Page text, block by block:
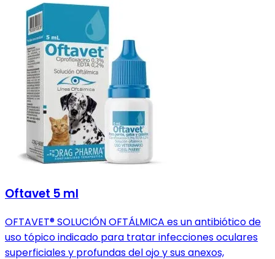
Oftavet 5 ml
OFTAVET® SOLUCIÓN OFTÁLMICA es un antibiótico de
uso tópico indicado para tratar infecciones oculares
superficiales y profundas del ojo y sus anexos,